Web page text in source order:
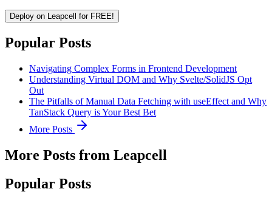
Deploy on Leapcell for FREE!
Popular Posts
Navigating Complex Forms in Frontend Development
Understanding Virtual DOM and Why Svelte/SolidJS Opt
Out
The Pitfalls of Manual Data Fetching with useEffect and Why
TanStack Query is Your Best Bet
More Posts
More Posts from Leapcell
Popular Posts